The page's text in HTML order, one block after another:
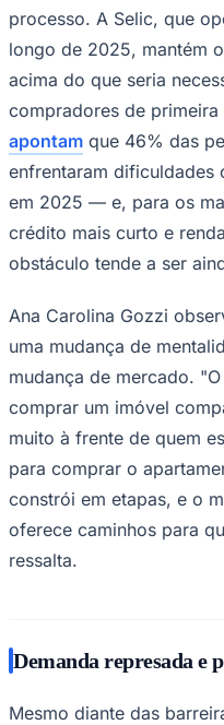
Santos
processo. A Selic, que
longo de 2025, mantém
acima do que seria
compradores de
apontam que 46% das
enfrentaram dificuldades
em 2025 — e, para os
crédito mais curto e
obstáculo tende a ser
Ana Carolina Gozzi
uma mudança de
mudança de mercado.
comprar um imóvel
muito à frente de quem
para comprar o
constrói em etapas, e o
oferece caminhos para
ressalta.
Demanda represada e
Mesmo diante das